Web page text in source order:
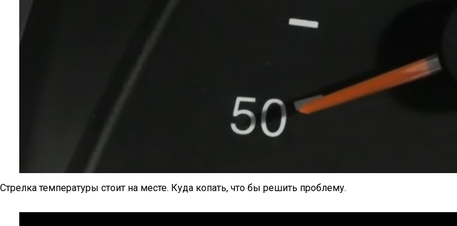
Стрелка температуры стоит на месте. Куда копать, что бы решить проблему.